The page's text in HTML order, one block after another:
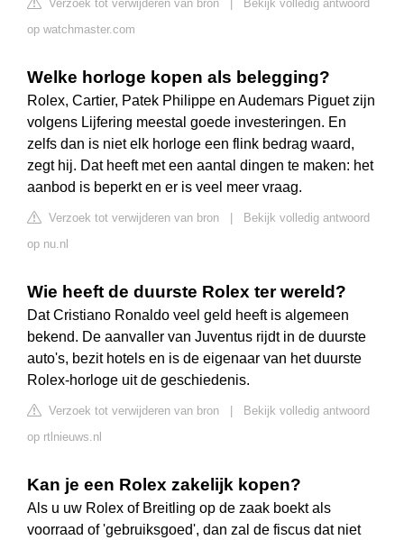
Verzoek tot verwijderen van bron
Bekijk volledig antwoord
op watchmaster.com
Welke horloge kopen als belegging?
Rolex, Cartier, Patek Philippe en Audemars Piguet zijn
volgens Lijfering meestal goede investeringen. En
zelfs dan is niet elk horloge een flink bedrag waard,
zegt hij. Dat heeft met een aantal dingen te maken: het
aanbod is beperkt en er is veel meer vraag.
Verzoek tot verwijderen van bron
Bekijk volledig antwoord
op nu.nl
Wie heeft de duurste Rolex ter wereld?
Dat Cristiano Ronaldo veel geld heeft is algemeen
bekend. De aanvaller van Juventus rijdt in de duurste
auto's, bezit hotels en is de eigenaar van het duurste
Rolex-horloge uit de geschiedenis.
Verzoek tot verwijderen van bron
Bekijk volledig antwoord
op rtlnieuws.nl
Kan je een Rolex zakelijk kopen?
Als u uw Rolex of Breitling op de zaak boekt als
voorraad of 'gebruiksgoed', dan zal de fiscus dat niet